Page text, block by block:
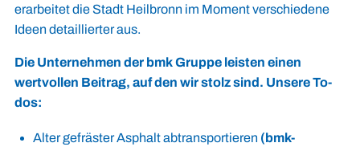
erarbeitet die Stadt Heilbronn im Moment verschiedene
Ideen detaillierter aus.
Die Unternehmen der bmk Gruppe leisten einen
wertvollen Beitrag, auf den wir stolz sind. Unsere To-
dos:
Alter gefräster Asphalt abtransportieren (bmk-